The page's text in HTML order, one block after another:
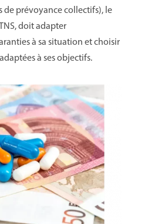
de prévoyance collectifs), le
doit adapter
à sa situation et choisir
à ses objectifs.